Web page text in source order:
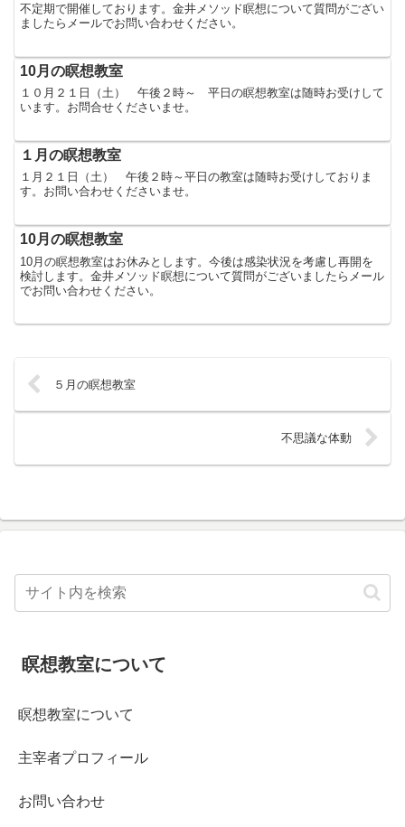
不定期で開催しております。金井メソッド瞑想について質問がござい
ましたらメールでお問い合わせください。
10月の瞑想教室
１０月２１日（土） 午後２時～ 平日の瞑想教室は随時お受けして
います。お問合せくださいませ。
１月の瞑想教室
１月２１日（土） 午後２時～平日の教室は随時お受けしておりま
す。お問い合わせくださいませ。
10月の瞑想教室
10月の瞑想教室はお休みとします。今後は感染状況を考慮し再開を
検討します。金井メソッド瞑想について質問がございましたらメール
でお問い合わせください。
５月の瞑想教室
不思議な体動
瞑想教室について
瞑想教室について
主宰者プロフィール
お問い合わせ